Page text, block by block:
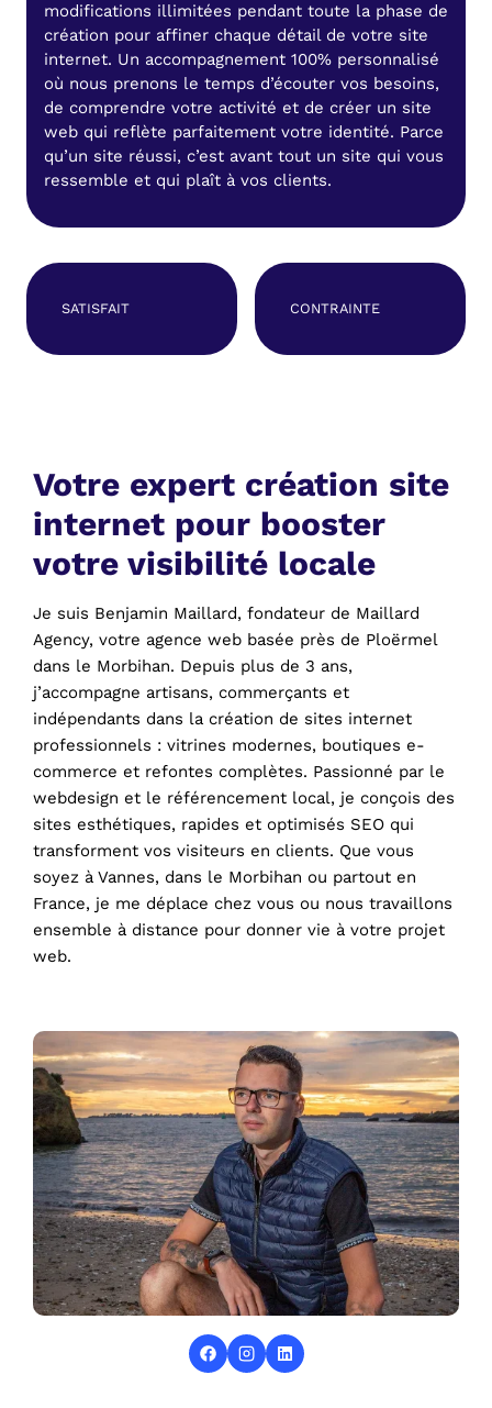
modifications illimitées pendant toute la phase de
création pour affiner chaque détail de votre site
internet. Un accompagnement 100% personnalisé
où nous prenons le temps d’écouter vos besoins,
de comprendre votre activité et de créer un site
web qui reflète parfaitement votre identité. Parce
qu’un site réussi, c’est avant tout un site qui vous
ressemble et qui plaît à vos clients.
SATISFAIT CONTRAINTE
Votre expert création site
internet pour booster
votre visibilité locale
Je suis Benjamin Maillard, fondateur de Maillard
Agency, votre agence web basée près de Ploërmel
dans le Morbihan. Depuis plus de 3 ans,
j’accompagne artisans, commerçants et
indépendants dans la création de sites internet
professionnels : vitrines modernes, boutiques e-
commerce et refontes complètes. Passionné par le
webdesign et le référencement local, je conçois des
sites esthétiques, rapides et optimisés SEO qui
transforment vos visiteurs en clients. Que vous
soyez à Vannes, dans le Morbihan ou partout en
France, je me déplace chez vous ou nous travaillons
ensemble à distance pour donner vie à votre projet
web.